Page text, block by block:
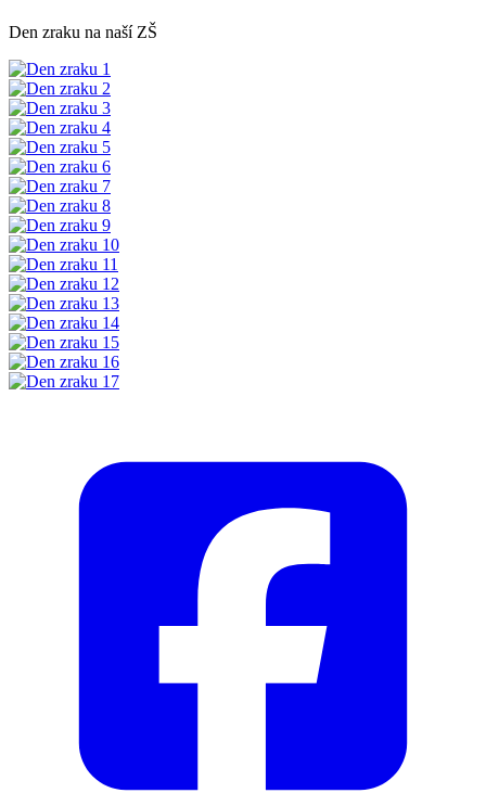
Den zraku na naší ZŠ